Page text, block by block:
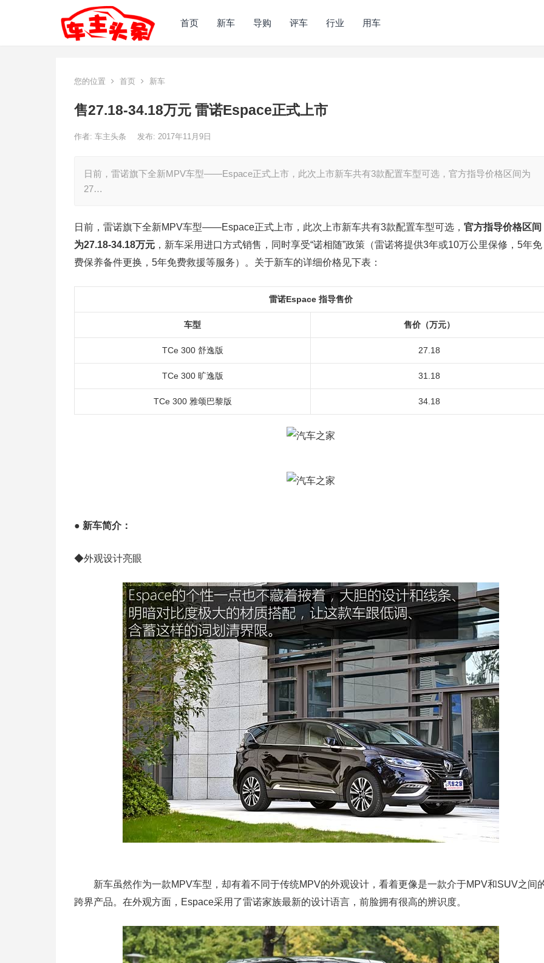
首页 新车 导购 评车 行业 用车
您的位置 首页 新车
售27.18-34.18万元 雷诺Espace正式上市
作者: 车主头条 发布: 2017年11月9日
日前，雷诺旗下全新MPV车型——Espace正式上市，此次上市新车共有3款配置车型可选，官方指导价格区间为
27…
日前，雷诺旗下全新MPV车型——Espace正式上市，此次上市新车共有3款配置车型可选， 官方指导价格区间
为27.18-34.18万元 ，新车采用进口方式销售，同时享受“诺相随”政策（雷诺将提供3年或10万公里保修，5年免
费保养备件更换，5年免费救援等服务）。关于新车的详细价格见下表：
雷诺Espace 指导售价
车型 售价（万元）
TCe 300 舒逸版 27.18
TCe 300 旷逸版 31.18
TCe 300 雅颂巴黎版 34.18
● 新车简介：
◆外观设计亮眼
新车虽然作为一款MPV车型，却有着不同于传统MPV的外观设计，看着更像是一款介于MPV和SUV之间
跨界产品。在外观方面，Espace采用了雷诺家族最新的设计语言，前脸拥有很高的辨识度。